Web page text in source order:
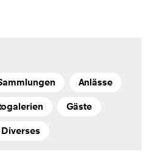
Anlässe
Gäste
Diverses